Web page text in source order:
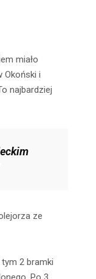
miało
Okoński i
najbardziej
ze
2 bramki